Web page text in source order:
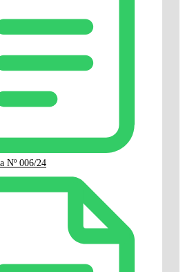
Nº 006/24